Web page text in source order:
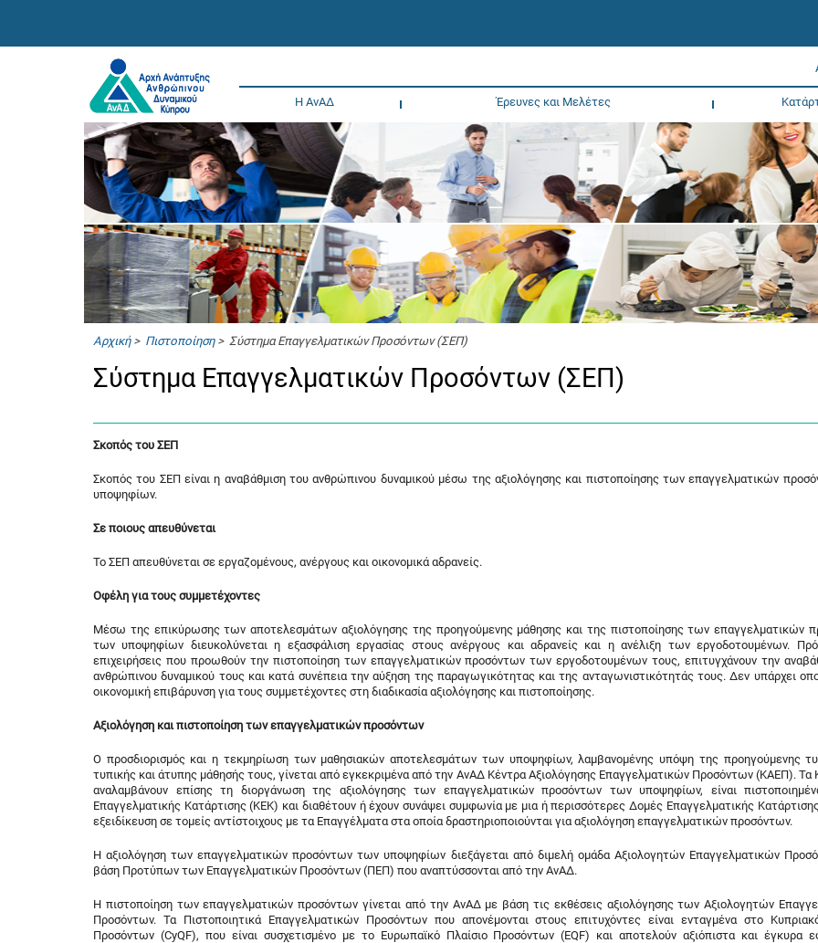
Η ΑνΑΔ Έρευνες και Μελέτες
Αρχική> Πιστοποίηση> Σύστημα Επαγγελματικών Προσόντων (ΣΕΠ)
Σύστημα Επαγγελματικών Προσόντων (ΣΕΠ)
Σκοπός του ΣΕΠ
Σκοπός του ΣΕΠ είναι η αναβάθμιση του ανθρώπινου δυναμικού μέσω της αξιολόγησης και πιστοποίησης των επαγγελματικών
υποψηφίων.
Σε ποιους απευθύνεται
Το ΣΕΠ απευθύνεται σε εργαζομένους, ανέργους και οικονομικά αδρανείς.
Οφέλη για τους συμμετέχοντες
Μέσω της επικύρωσης των αποτελεσμάτων αξιολόγησης της προηγούμενης μάθησης και της πιστοποίησης των επαγγελματικών
των υποψηφίων διευκολύνεται η εξασφάλιση εργασίας στους ανέργους και αδρανείς και η ανέλιξη των εργοδοτουμένων.
επιχειρήσεις που προωθούν την πιστοποίηση των επαγγελματικών προσόντων των εργοδοτουμένων τους, επιτυγχάνουν την
ανθρώπινου δυναμικού τους και κατά συνέπεια την αύξηση της παραγωγικότητας και της ανταγωνιστικότητάς τους. Δεν υπάρχει
οικονομική επιβάρυνση για τους συμμετέχοντες στη διαδικασία αξιολόγησης και πιστοποίησης.
Αξιολόγηση και πιστοποίηση των επαγγελματικών προσόντων
Ο προσδιορισμός και η τεκμηρίωση των μαθησιακών αποτελεσμάτων των υποψηφίων, λαμβανομένης υπόψη της προηγούμενης
τυπικής και άτυπης μάθησής τους, γίνεται από εγκεκριμένα από την ΑνΑΔ Κέντρα Αξιολόγησης Επαγγελματικών Προσόντων (ΚΑΕΠ).
αναλαμβάνουν επίσης τη διοργάνωση της αξιολόγησης των επαγγελματικών προσόντων των υποψηφίων, είναι
Επαγγελματικής Κατάρτισης (ΚΕΚ) και διαθέτουν ή έχουν συνάψει συμφωνία με μια ή περισσότερες Δομές Επαγγελματικής
εξειδίκευση σε τομείς αντίστοιχους με τα Επαγγέλματα στα οποία δραστηριοποιούνται για αξιολόγηση επαγγελματικών προσόντων.
Η αξιολόγηση των επαγγελματικών προσόντων των υποψηφίων διεξάγεται από διμελή ομάδα Αξιολογητών Επαγγελματικών
βάση Προτύπων των Επαγγελματικών Προσόντων (ΠΕΠ) που αναπτύσσονται από την ΑνΑΔ.
Η πιστοποίηση των επαγγελματικών προσόντων γίνεται από την ΑνΑΔ με βάση τις εκθέσεις αξιολόγησης των Αξιολογητών
Προσόντων. Τα Πιστοποιητικά Επαγγελματικών Προσόντων που απονέμονται στους επιτυχόντες είναι ενταγμένα στο
Προσόντων (CyQF), που είναι συσχετισμένο με το Ευρωπαϊκό Πλαίσιο Προσόντων (EQF) και αποτελούν αξιόπιστα και έγκυρα